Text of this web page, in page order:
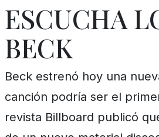
ESCUCHA
BECK
Beck estrenó hoy una
canción podría ser el
revista Billboard publicó